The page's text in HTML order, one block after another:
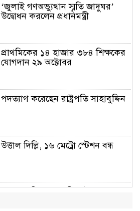
‘জুলাই গণঅভ্যুত্থান স্মৃতি জাদুঘর’
উদ্বোধন করলেন প্রধানমন্ত্রী
প্রাথমিকের ১৪ হাজার ৩৮৪ শিক্ষকের
যোগদান ২৯ অক্টোবর
পদত্যাগ করেছেন রাষ্ট্রপতি সাহাবুদ্দিন
উত্তাল দিল্লি, ১৬ মেট্রো স্টেশন বন্ধ